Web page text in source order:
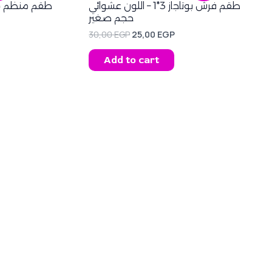
طقم فرش بوتاجاز 3*1 – اللون عشوائي
حجم صغير
30,00EGP
was:
30,00 EGP.
25,00 EGP
is:
25,00 EGP.
Add to cart